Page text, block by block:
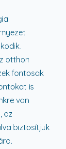
otthon
fontosak
is
van
az
biztosítjuk